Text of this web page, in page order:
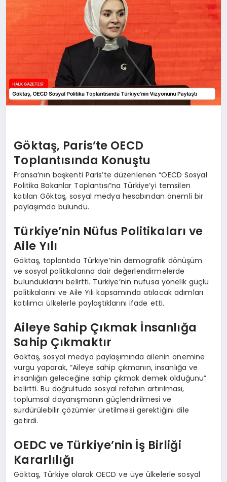
Göktaş, Paris’te OECD
Toplantısında Konuştu
Fransa’nın başkenti Paris’te düzenlenen “OECD Sosyal
Politika Bakanlar Toplantısı”na Türkiye’yi temsilen
katılan Göktaş, sosyal medya hesabından önemli bir
paylaşımda bulundu.
Türkiye’nin Nüfus Politikaları ve
Aile Yılı
Göktaş, toplantıda Türkiye’nin demografik dönüşüm
ve sosyal politikalarına dair değerlendirmelerde
bulunduklarını belirtti. Türkiye’nin nüfusa yönelik güçlü
politikalarını ve Aile Yılı kapsamında atılacak adımları
katılımcı ülkelerle paylaştıklarını ifade etti.
Aileye Sahip Çıkmak İnsanlığa
Sahip Çıkmaktır
Göktaş, sosyal medya paylaşımında ailenin önemine
vurgu yaparak, “Aileye sahip çıkmanın, insanlığa ve
insanlığın geleceğine sahip çıkmak demek olduğunu”
belirtti. Bu doğrultuda sosyal refahın artırılması,
toplumsal dayanışmanın güçlendirilmesi ve
sürdürülebilir çözümler üretilmesi gerektiğini dile
getirdi.
OEDC ve Türkiye’nin İş Birliği
Kararlılığı
Göktaş, Türkiye olarak OECD ve üye ülkelerle sosyal